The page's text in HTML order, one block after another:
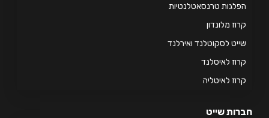
טרנסאטלנטיות
מלונדון
לסקוטלנד ואירלנד
לאיסלנד
לאיטליה
שייט